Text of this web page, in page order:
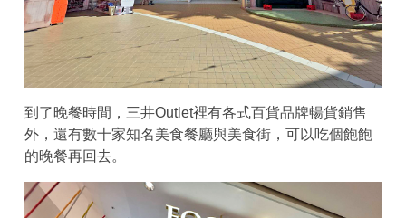
到了晚餐時間，三井Outlet裡有各式百貨品牌暢貨銷售
外，還有數十家知名美食餐廳與美食街，可以吃個飽飽
的晚餐再回去。